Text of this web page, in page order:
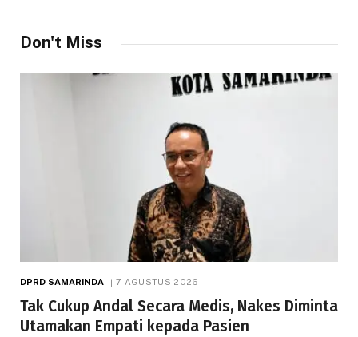
Don't Miss
DPRD SAMARINDA 7 AGUSTUS 2026
Tak Cukup Andal Secara Medis, Nakes Diminta
Utamakan Empati kepada Pasien